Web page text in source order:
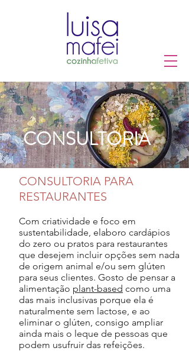
CONSULTORIA
CONSULTORIA PARA
RESTAURANTES
Com criatividade e foco em
sustentabilidade, elaboro cardápios
do zero ou pratos para restaurantes
que desejem incluir opções sem nada
de origem animal e/ou sem glúten
para seus clientes. Gosto de pensar a
alimentação plant-based como uma
das mais inclusivas porque ela é
naturalmente sem lactose, e ao
eliminar o glúten, consigo ampliar
ainda mais o leque de pessoas que
podem usufruir das refeições.